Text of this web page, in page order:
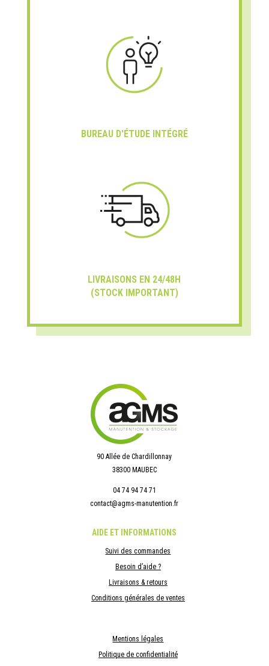
BUREAU D'ÉTUDE INTÉGRÉ
LIVRAISONS EN 24/48H
(STOCK IMPORTANT)
90 Allée de Chardillonnay
38300 MAUBEC
04 74 94 74 71
contact@agms-manutention.fr
AIDE ET INFORMATIONS
Suivi des commandes
Besoin d’aide ?
Livraisons & retours
Conditions générales de ventes
Mentions légales
Politique de confidentialité